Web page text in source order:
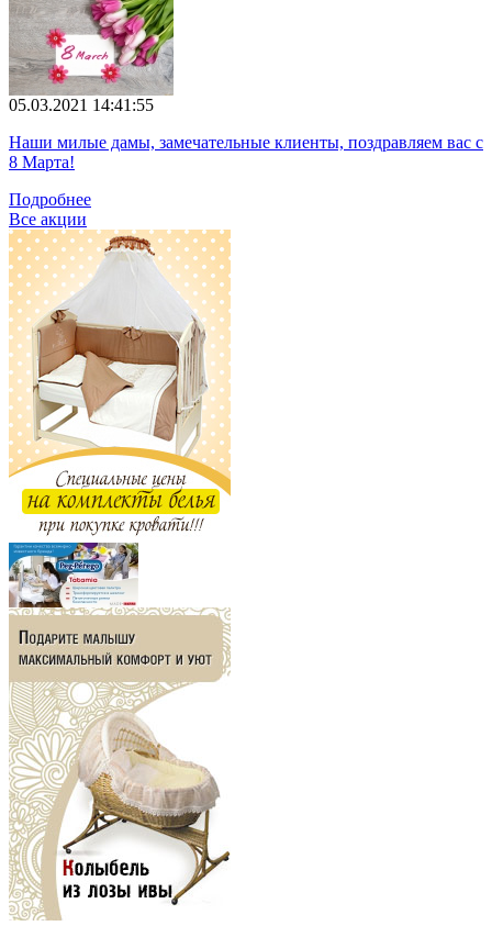
05.03.2021 14:41:55
Наши милые дамы, замечательные клиенты, поздравляем вас с
8 Марта!
Подробнее
Все акции